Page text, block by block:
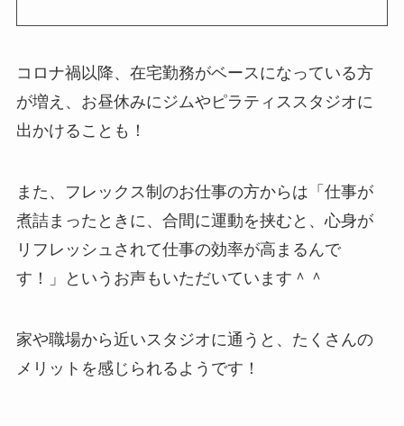
コロナ禍以降、在宅勤務がベースになっている方
が増え、お昼休みにジムやピラティススタジオに
出かけることも！
また、フレックス制のお仕事の方からは「仕事が
煮詰まったときに、合間に運動を挟むと、心身が
リフレッシュされて仕事の効率が高まるんで
す！」というお声もいただいています＾＾
家や職場から近いスタジオに通うと、たくさんの
メリットを感じられるようです！